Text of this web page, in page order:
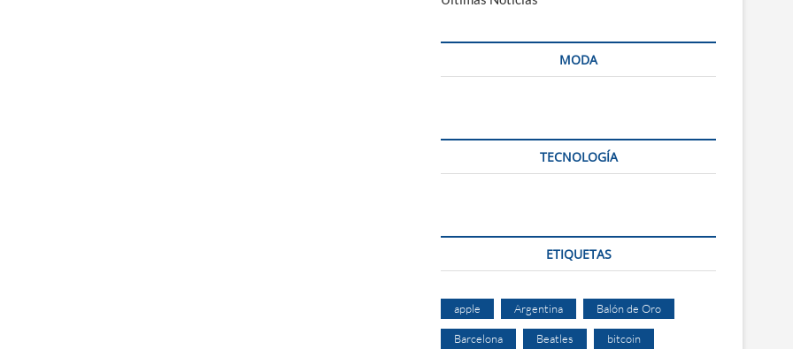
MODA
TECNOLOGÍA
ETIQUETAS
apple Argentina Balón de Oro
Barcelona Beatles bitcoin